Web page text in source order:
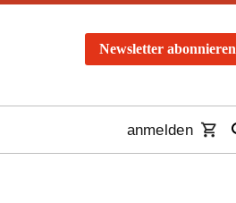
Newsletter abonnieren
anmelden